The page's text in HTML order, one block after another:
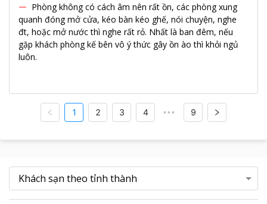
Phòng không có cách âm nên rất ồn, các phòng xung
quanh đóng mở cửa, kéo bàn kéo ghế, nói chuyện, nghe
đt, hoặc mở nước thì nghe rất rỏ. Nhất là ban đêm, nếu
gặp khách phòng kế bên vô ý thức gây ồn ào thì khỏi ngủ
luôn.
1 2 3 4 ••• 9